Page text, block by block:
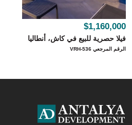
$1,160,000
فيلا حصرية للبيع في كاش، أنطاليا
الرقم المرجعي VRH-536